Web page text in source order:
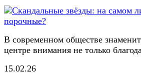
В современном обществе
центре внимания не только
15.02.26